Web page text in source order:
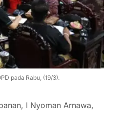
pada Rabu, (19/3).
I Nyoman Arnawa,